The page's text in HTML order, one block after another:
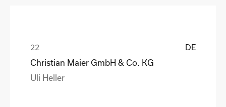
DE
Christian Maier GmbH & Co. KG
Uli Heller